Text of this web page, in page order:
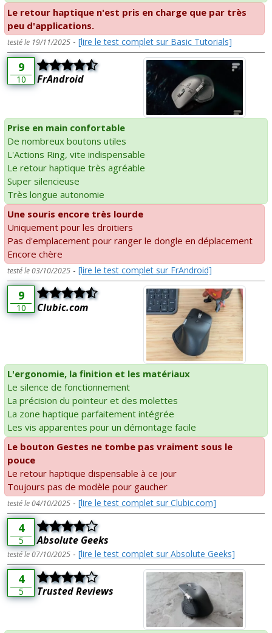
Le retour haptique n'est pris en charge que par très
peu d'applications.
testé le 19/11/2025 - [lire le test complet sur Basic Tutorials]
9
10 FrAndroid
Prise en main confortable
De nombreux boutons utiles
L'Actions Ring, vite indispensable
Le retour haptique très agréable
Super silencieuse
Très longue autonomie
Une souris encore très lourde
Uniquement pour les droitiers
Pas d'emplacement pour ranger le dongle en déplacement
Encore chère
testé le 03/10/2025 - [lire le test complet sur FrAndroid]
9
10 Clubic.com
L'ergonomie, la finition et les matériaux
Le silence de fonctionnement
La précision du pointeur et des molettes
La zone haptique parfaitement intégrée
Les vis apparentes pour un démontage facile
Le bouton Gestes ne tombe pas vraiment sous le
pouce
Le retour haptique dispensable à ce jour
Toujours pas de modèle pour gaucher
testé le 04/10/2025 - [lire le test complet sur Clubic.com]
4
5 Absolute Geeks
testé le 07/10/2025 - [lire le test complet sur Absolute Geeks]
4
5 Trusted Reviews